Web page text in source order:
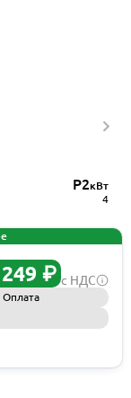
P2кВт
4
₽ с НДС
Оплата